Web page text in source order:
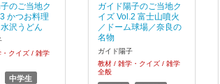
のご当地ク
かつお料理
沢うどん
クイズ / 雑学
中学生
ガイド陽子のご当地ク
イズ Vol.2 富士山噴火
／ドーム球場／奈良の
名物
ガイド陽子
教材 / 雑学・クイズ / 雑学
全般